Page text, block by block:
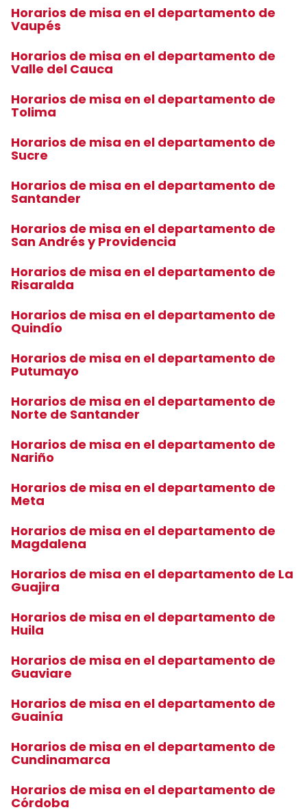
Horarios de misa en el departamento de
Vaupés
Horarios de misa en el departamento de
Valle del Cauca
Horarios de misa en el departamento de
Tolima
Horarios de misa en el departamento de
Sucre
Horarios de misa en el departamento de
Santander
Horarios de misa en el departamento de
San Andrés y Providencia
Horarios de misa en el departamento de
Risaralda
Horarios de misa en el departamento de
Quindío
Horarios de misa en el departamento de
Putumayo
Horarios de misa en el departamento de
Norte de Santander
Horarios de misa en el departamento de
Nariño
Horarios de misa en el departamento de
Meta
Horarios de misa en el departamento de
Magdalena
Horarios de misa en el departamento de La
Guajira
Horarios de misa en el departamento de
Huila
Horarios de misa en el departamento de
Guaviare
Horarios de misa en el departamento de
Guainía
Horarios de misa en el departamento de
Cundinamarca
Horarios de misa en el departamento de
Córdoba